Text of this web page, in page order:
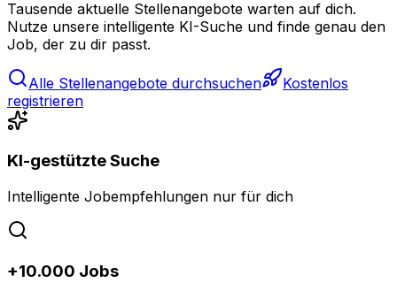
Tausende aktuelle Stellenangebote warten auf dich.
Nutze unsere intelligente KI-Suche und finde genau den
Job, der zu dir passt.
Alle Stellenangebote durchsuchen
Kostenlos
registrieren
KI-gestützte Suche
Intelligente Jobempfehlungen nur für dich
+10.000 Jobs